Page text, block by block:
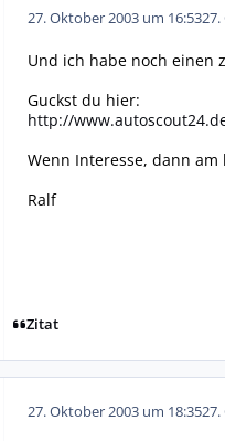
27. Oktober 2003 um 16:5327.
Und ich habe noch einen
Guckst du hier:
http://
Wenn Interesse, dann
Ralf
Zitat
27. Oktober 2003 um 18:35